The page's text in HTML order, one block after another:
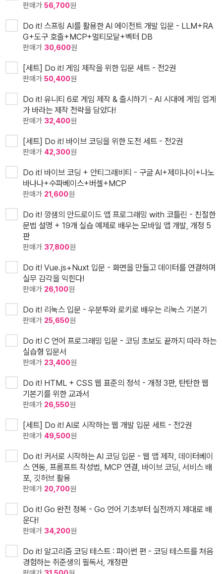
판매가 56,700원
Do it! 스프링 AI를 활용한 AI 에이전트 개발 입문 - LLM+RA
G+도구 호출+MCP+멀티모달+벡터 DB
판매가 30,600원
[세트] Do it! 게임 제작을 위한 입문 세트 - 전2권
판매가 50,400원
Do it! 유니티 6로 게임 제작 & 출시하기 - AI 시대에 게임 업계
가 바라는 제작 전략을 담았다!
판매가 32,400원
[세트] Do it! 바이브 코딩을 위한 도전 세트 - 전2권
판매가 42,300원
Do it! 바이브 코딩 + 안티그래비티 - 구글 AI+제미나이+나노
바나나+수파베이스+버셀+MCP
판매가 21,600원
Do it! 깡샘의 안드로이드 앱 프로그래밍 with 코틀린 - 친절한
문법 설명 + 19개 실습 예제로 배우는 모바일 앱 개발, 개정 5
판
판매가 37,800원
Do it! Vue.js+Nuxt 입문 - 화면을 만들고 데이터를 연결하며
실무 감각을 익힌다!
판매가 26,100원
Do it! 리눅스 입문 - 우분투와 로키로 배우는 리눅스 기본기
판매가 25,650원
Do it! C 언어 프로그래밍 입문 - 코딩 초보도 끝까지 따라 하는
실습형 입문서
판매가 23,400원
Do it! HTML + CSS 웹 표준의 정석 - 개정 3판, 탄탄한 웹
기본기를 위한 교과서
판매가 26,550원
[세트] Do it! AI로 시작하는 웹 개발 입문 세트 - 전2권
판매가 49,500원
Do it! 커서로 시작하는 AI 코딩 입문 - 웹 앱 제작, 데이터베이
스 연동, 프롬프트 작성법, MCP 연결, 바이브 코딩, 서비스 배
포, 깃허브 활용
판매가 20,700원
Do it! Go 완전 정복 - Go 언어 기초부터 실전까지 제대로 배
운다!
판매가 34,200원
Do it! 알고리즘 코딩 테스트 : 파이썬 편 - 코딩 테스트를 처음
경험하는 취준생의 필독서, 개정판